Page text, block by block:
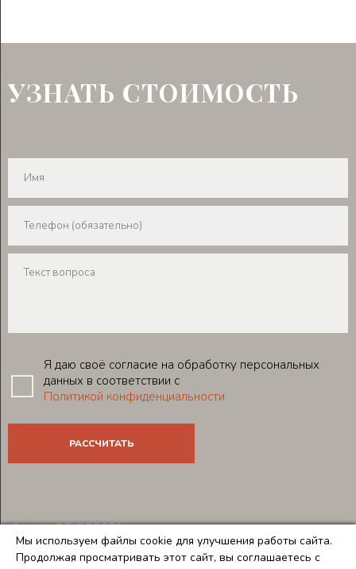
УЗНАТЬ СТОИМОСТЬ
Я даю своё согласие на обработку персональных
данных в соответствии с
Политикой конфиденциальности
Copyright © THE DOORS
Создание и продвижение сайтовTeam-B
Правила использования сайта
Мы используем файлы cookie для улучшения работы сайта.
Продолжая просматривать этот сайт, вы соглашаетесь с